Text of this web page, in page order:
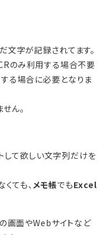
文字が記録されてます。
のみ利用する場合不要
る場合に必要となりま
ん。
して欲しい文字列だけを
くても、 メモ帳でもExcel
画面やWebサイトなど